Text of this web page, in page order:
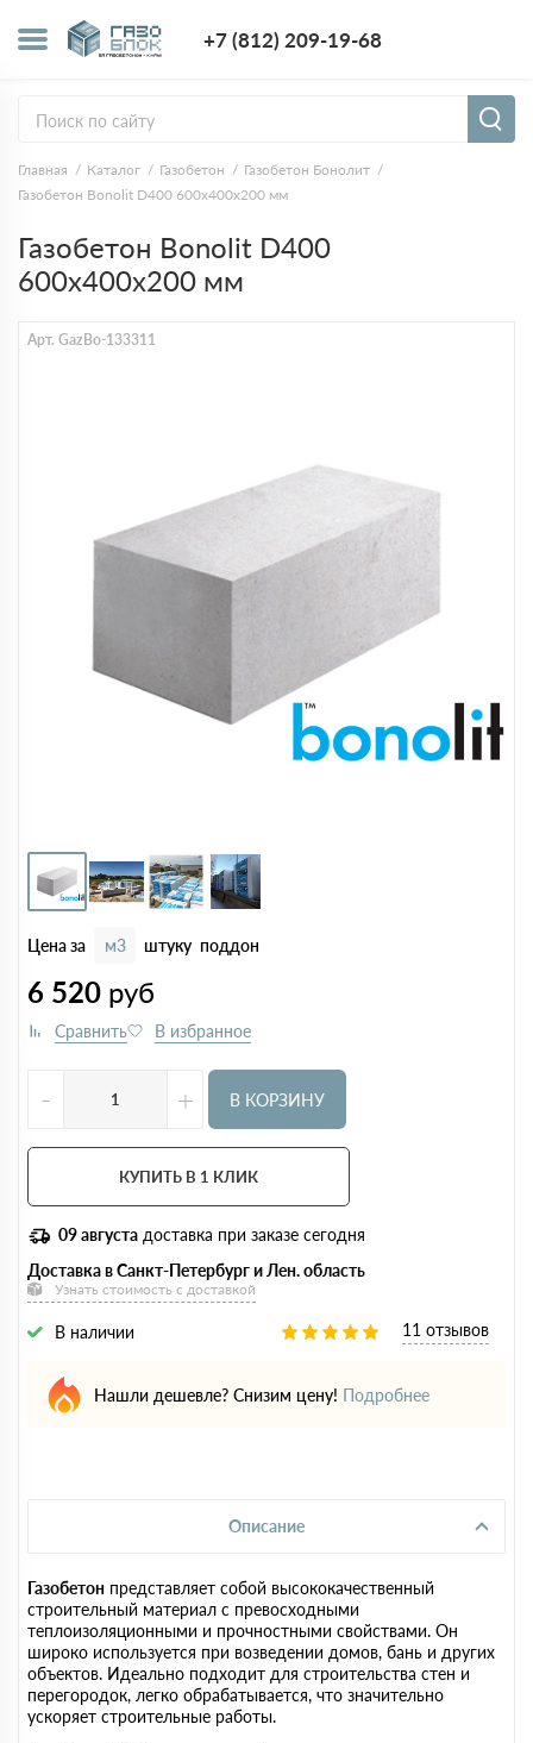
+7 (812) 209-19-68
Главная Каталог Газобетон
Газобетон Бонолит
Газобетон Bonolit D400 600x400x200 мм
Газобетон Bonolit D400
600x400x200 мм
Арт. GazBo-133311
Цена за м3 штуку поддон
6 520 руб
- + В КОРЗИНУ
КУПИТЬ В 1 КЛИК
09 августа доставка при заказе сегодня
Доставка в Санкт-Петербург и Лен. область
Узнать стоимость с доставкой
В наличии 11 отзывов
Нашли дешевле? Снизим цену! Подробнее
Описание
Газобетон представляет собой высококачественный
строительный материал с превосходными
теплоизоляционными и прочностными свойствами. Он
широко используется при возведении домов, бань и других
объектов. Идеально подходит для строительства стен и
перегородок, легко обрабатывается, что значительно
ускоряет строительные работы.